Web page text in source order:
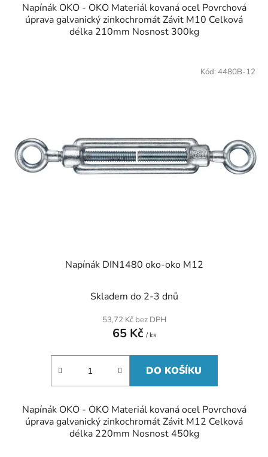
Napínák OKO - OKO Materiál kovaná ocel Povrchová
úprava galvanický zinkochromát Závit M10 Celková
délka 210mm Nosnost 300kg
Napínák DIN1480 oko-oko M12
Skladem do 2-3 dnů
53,72 Kč bez DPH
65 Kč / ks
DO KOŠÍKU
Napínák OKO - OKO Materiál kovaná ocel Povrchová
úprava galvanický zinkochromát Závit M12 Celková
délka 220mm Nosnost 450kg
Kód: 4480B-12